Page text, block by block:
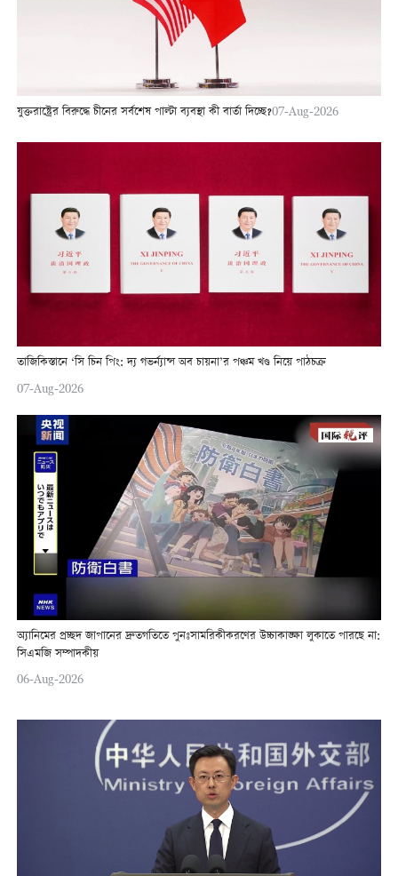
যুক্তরাষ্ট্রের বিরুদ্ধে চীনের সর্বশেষ পাল্টা ব্যবস্থা কী বার্তা দিচ্ছে?07-Aug-2026
তাজিকিস্তানে ‘সি চিন পিং: দ্য গভর্ন্যান্স অব চায়না’র পঞ্চম খণ্ড নিয়ে পাঠচক্র
07-Aug-2026
অ্যানিমের প্রচ্ছদ জাপানের দ্রুতগতিতে পুনঃসামরিকীকরণের উচ্চাকাঙ্ক্ষা লুকাতে পারছে না:
সিএমজি সম্পাদকীয়
06-Aug-2026